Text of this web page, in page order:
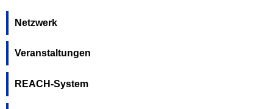
Netzwerk
Veranstaltungen
REACH-System